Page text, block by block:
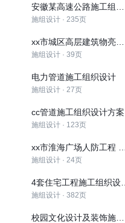
施组设计 · 235页
施组设计 · 39页
电力管道施工组织设计
施组设计 · 27页
cc管道施工组织设计方案
施组设计 · 123页
施组设计 · 24页
施组设计 · 382页